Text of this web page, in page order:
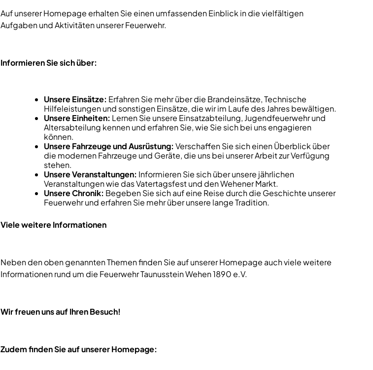
Auf unserer Homepage erhalten Sie einen umfassenden Einblick in die vielfältigen
Aufgaben und Aktivitäten unserer Feuerwehr.
Informieren Sie sich über:
Unsere Einsätze: Erfahren Sie mehr über die Brandeinsätze, Technische
Hilfeleistungen und sonstigen Einsätze, die wir im Laufe des Jahres bewältigen.
Unsere Einheiten: Lernen Sie unsere Einsatzabteilung, Jugendfeuerwehr und
Altersabteilung kennen und erfahren Sie, wie Sie sich bei uns engagieren
können.
Unsere Fahrzeuge und Ausrüstung: Verschaffen Sie sich einen Überblick über
die modernen Fahrzeuge und Geräte, die uns bei unserer Arbeit zur Verfügung
stehen.
Unsere Veranstaltungen: Informieren Sie sich über unsere jährlichen
Veranstaltungen wie das Vatertagsfest und den Wehener Markt.
Unsere Chronik: Begeben Sie sich auf eine Reise durch die Geschichte unserer
Feuerwehr und erfahren Sie mehr über unsere lange Tradition.
Viele weitere Informationen
Neben den oben genannten Themen finden Sie auf unserer Homepage auch viele weitere
Informationen rund um die Feuerwehr Taunusstein Wehen 1890 e.V.
Wir freuen uns auf Ihren Besuch!
Zudem finden Sie auf unserer Homepage: